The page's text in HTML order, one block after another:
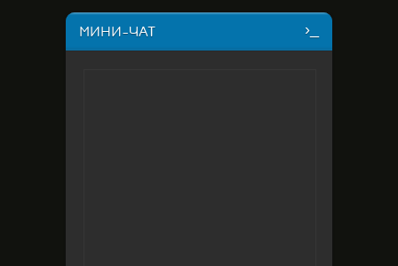
МИНИ-ЧАТ